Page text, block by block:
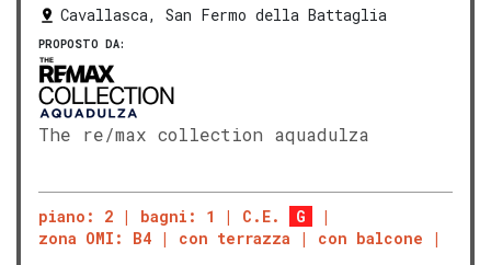
Cavallasca, San Fermo della Battaglia
PROPOSTO DA:
The re/max collection aquadulza
piano: 2 bagni: 1 C.E.
G
zona OMI: B4
con terrazza con balcone